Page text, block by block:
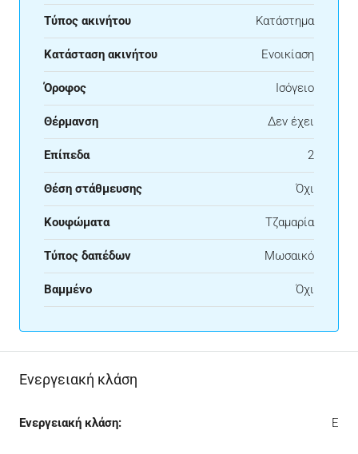
Τύπος ακινήτου Κατάστημα
Κατάσταση ακινήτου Ενοικίαση
Όροφος Ισόγειο
Θέρμανση Δεν έχει
Επίπεδα 2
Θέση στάθμευσης Όχι
Κουφώματα Τζαμαρία
Τύπος δαπέδων Μωσαικό
Βαμμένο Όχι
Ενεργειακή κλάση
Ενεργειακή κλάση: E